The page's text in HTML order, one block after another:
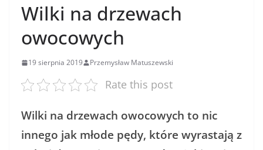
Wilki na drzewach
owocowych
19 sierpnia 2019 Przemysław Matuszewski
Rate this post
Wilki na drzewach owocowych to nic
innego jak młode pędy, które wyrastają z